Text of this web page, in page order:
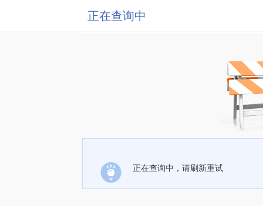
正在查询中
正在查询中，请刷新重试